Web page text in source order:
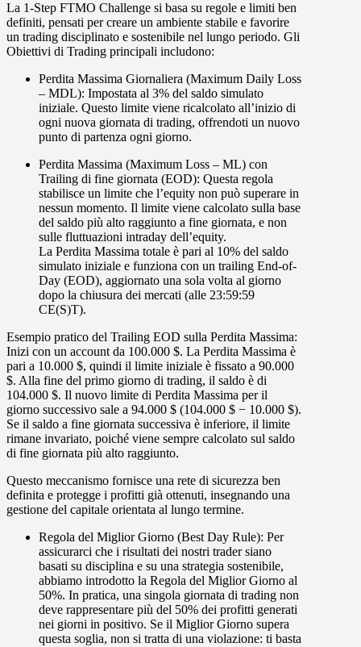
La 1-Step FTMO Challenge si basa su regole e limiti ben
definiti, pensati per creare un ambiente stabile e favorire
un trading disciplinato e sostenibile nel lungo periodo. Gli
Obiettivi di Trading principali includono:
Perdita Massima Giornaliera (Maximum Daily Loss
– MDL): Impostata al 3% del saldo simulato
iniziale. Questo limite viene ricalcolato all’inizio di
ogni nuova giornata di trading, offrendoti un nuovo
punto di partenza ogni giorno.
Perdita Massima (Maximum Loss – ML) con
Trailing di fine giornata (EOD): Questa regola
stabilisce un limite che l’equity non può superare in
nessun momento. Il limite viene calcolato sulla base
del saldo più alto raggiunto a fine giornata, e non
sulle fluttuazioni intraday dell’equity.
La Perdita Massima totale è pari al 10% del saldo
simulato iniziale e funziona con un trailing End-of-
Day (EOD), aggiornato una sola volta al giorno
dopo la chiusura dei mercati (alle 23:59:59
CE(S)T).
Esempio pratico del Trailing EOD sulla Perdita Massima:
Inizi con un account da 100.000 $. La Perdita Massima è
pari a 10.000 $, quindi il limite iniziale è fissato a 90.000
$. Alla fine del primo giorno di trading, il saldo è di
104.000 $. Il nuovo limite di Perdita Massima per il
giorno successivo sale a 94.000 $ (104.000 $ − 10.000 $).
Se il saldo a fine giornata successiva è inferiore, il limite
rimane invariato, poiché viene sempre calcolato sul saldo
di fine giornata più alto raggiunto.
Questo meccanismo fornisce una rete di sicurezza ben
definita e protegge i profitti già ottenuti, insegnando una
gestione del capitale orientata al lungo termine.
Regola del Miglior Giorno (Best Day Rule): Per
assicurarci che i risultati dei nostri trader siano
basati su disciplina e su una strategia sostenibile,
abbiamo introdotto la Regola del Miglior Giorno al
50%. In pratica, una singola giornata di trading non
deve rappresentare più del 50% dei profitti generati
nei giorni in positivo. Se il Miglior Giorno supera
questa soglia, non si tratta di una violazione: ti basta